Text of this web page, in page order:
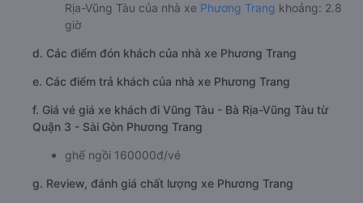
Rịa-Vũng Tàu của nhà xe Phương Trang khoảng: 2.8
giờ
d. Các điểm đón khách của nhà xe Phương Trang
e. Các điểm trả khách của nhà xe Phương Trang
f. Giá vé giá xe khách đi Vũng Tàu - Bà Rịa-Vũng Tàu từ
Quận 3 - Sài Gòn Phương Trang
ghế ngồi 160000đ/vé
g. Review, đánh giá chất lượng xe Phương Trang